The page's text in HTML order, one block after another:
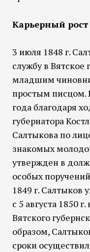
Карьерный рост
3 июля 1848 г.
службу в Вятское
младшим
простым писцом.
года благодаря
губернатора
Салтыкова по
знакомых
утвержден в
особых
1849 г. Салтыков
с 5 августа 1850
Вятского
образом,
сроки